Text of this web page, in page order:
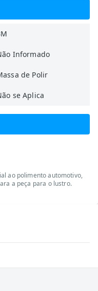
Informado
de Polir
se Aplica
ao polimento automotivo,
a peça para o lustro.